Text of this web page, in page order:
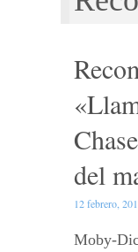
del
12 febrero,
Moby-